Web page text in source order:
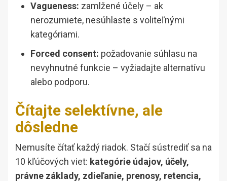
Vagueness: zamlžené účely – ak
nerozumiete, nesúhlaste s voliteľnými
kategóriami.
Forced consent: požadovanie súhlasu na
nevyhnutné funkcie – vyžiadajte alternatívu
alebo podporu.
Čítajte selektívne, ale
dôsledne
Nemusíte čítať každý riadok. Stačí sústrediť sa na
10 kľúčových viet: kategórie údajov, účely,
právne základy, zdieľanie, prenosy, retencia,